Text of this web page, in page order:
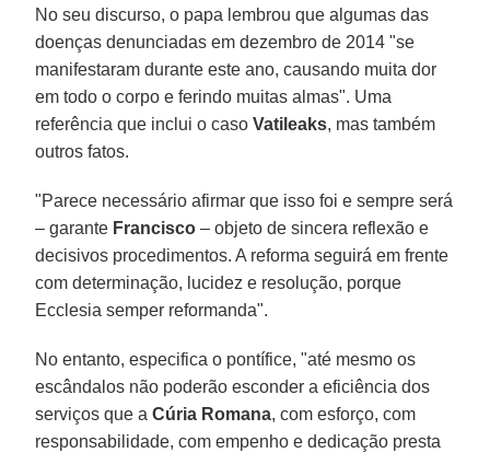
No seu discurso, o papa lembrou que algumas das
doenças denunciadas em dezembro de 2014 "se
manifestaram durante este ano, causando muita dor
em todo o corpo e ferindo muitas almas". Uma
referência que inclui o casoVatileaks, mas também
outros fatos.
"Parece necessário afirmar que isso foi e sempre será
– garante Francisco – objeto de sincera reflexão e
decisivos procedimentos. A reforma seguirá em frente
com determinação, lucidez e resolução, porque
Ecclesia semper reformanda".
No entanto, especifica o pontífice, "até mesmo os
escândalos não poderão esconder a eficiência dos
serviços que aCúria Romana, com esforço, com
responsabilidade, com empenho e dedicação presta